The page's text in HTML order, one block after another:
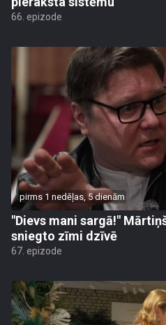
66. epizode
pirms 1 nedēļas, 5 dienām
"Dievs mani sargā!"
sniegto zīmi dzīvē
67. epizode